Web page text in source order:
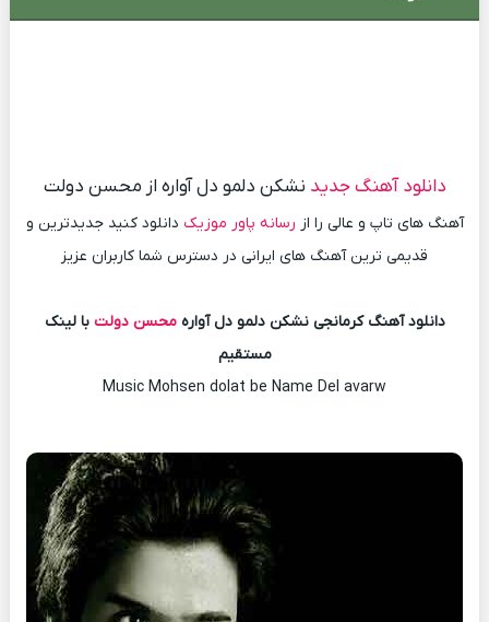
دانلود آهنگ جدید نشکن دلمو دل آواره از محسن دولت
آهنگ های تاپ و عالی را از رسانه پاور موزیک دانلود کنید جدیدترین و
قدیمی ترین آهنگ های ایرانی در دسترس شما کاربران عزیز
دانلود آهنگ کرمانجی نشکن دلمو دل آوارهمحسن دولت با لینک
مستقیم
Music Mohsen dolat be Name Del avarw